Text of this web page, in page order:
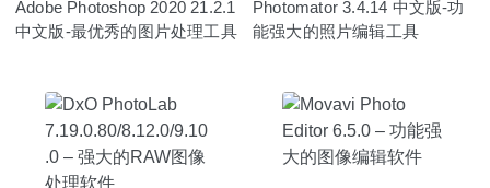
Adobe Photoshop 2020 21.2.1
中文版-最优秀的图片处理工具
Photomator 3.4.14 中文版-功
能强大的照片编辑工具